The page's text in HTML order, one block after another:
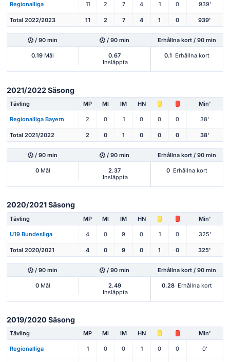
Regionalliga 11 2 7 4 1 0 939'
Total 2022/2023 11 2 7 4 1 0 939'
/ 90 min / 90 min Erhållna kort / 90 min
0.19 Mål
0.67
Insläppta
0.1 Erhållna kort
2021/2022 Säsong
Tävling MP Ml IM HN Min'
Regionalliga Bayern 2 0 1 0 0 0 38'
Total 2021/2022 2 0 1 0 0 0 38'
/ 90 min / 90 min Erhållna kort / 90 min
0Mål
2.37
Insläppta
0 Erhållna kort
2020/2021 Säsong
Tävling MP Ml IM HN Min'
U19 Bundesliga 4 0 9 0 1 0 325'
Total 2020/2021 4 0 9 0 1 0 325'
/ 90 min / 90 min Erhållna kort / 90 min
0Mål
2.49
Insläppta
0.28 Erhållna kort
2019/2020 Säsong
Tävling MP Ml IM HN Min'
Regionalliga 1 0 0 1 0 0 0'